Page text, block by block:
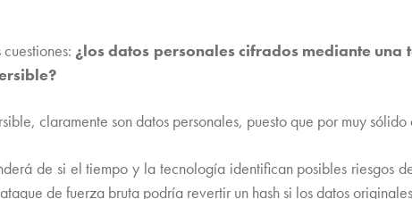
¿los datos personales cifrados mediante
claramente son datos personales, puesto que por muy
de si el tiempo y la tecnología identifican posibles riesgos
de fuerza bruta podría revertir un hash si los datos